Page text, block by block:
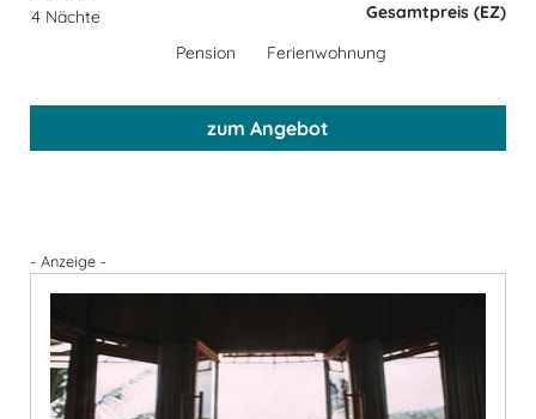
4 Nächte
Gesamtpreis (EZ)
Pension
Ferienwohnung
zum Angebot
- Anzeige -